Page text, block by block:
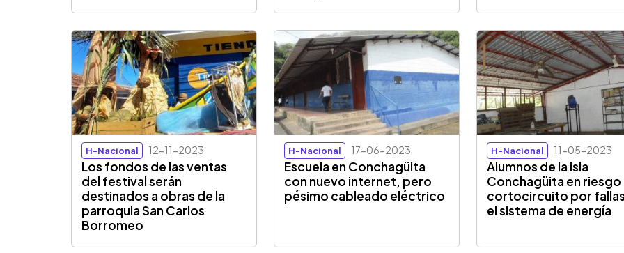
H-Nacional 12-11-2023
Los fondos de las ventas
del festival serán
destinados a obras de la
parroquia San Carlos
Borromeo
H-Nacional 17-06-2023
Escuela en Conchagüita
con nuevo internet, pero
pésimo cableado eléctrico
H-Nacional 11-05-2023
Alumnos de la isla
Conchagüita en riesgo
cortocircuito por
el sistema de energía